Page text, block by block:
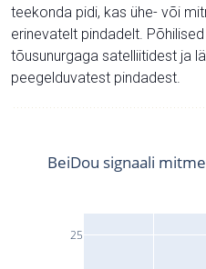
teekonda pidi, kas ühe- või
erinevatelt pindadelt.
tõusunurgaga satelliitidest ja
peegelduvatest pindadest.
25
BeiDou signaali